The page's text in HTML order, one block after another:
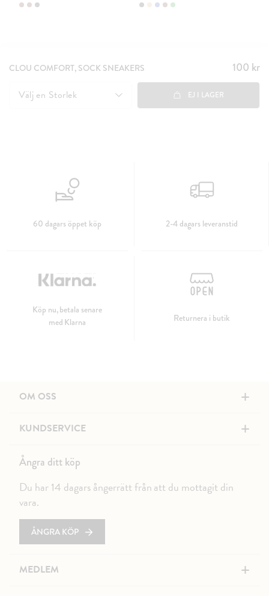
CLOU COMFORT, SOCK SNEAKERS Pris:
100 kr
100 kr
Välj en Storlek EJ I LAGER
60 dagars öppet köp 2-4 dagars leveranstid
Köp nu, betala senare
med Klarna
Returnera i butik
OM OSS +
KUNDSERVICE +
Ångra ditt köp
Du har 14 dagars ångerrätt från att du mottagit din
vara.
ÅNGRA KÖP
MEDLEM +